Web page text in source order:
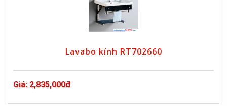
Lavabo kính RT702660
Giá: 2,835,000đ